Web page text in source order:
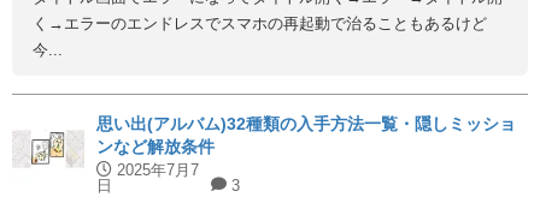
く→エラーのエンドレスでスマホの再起動で治ることもあるけど
今...
思い出(アルバム)32種類の入手方法一覧・隠しミッショ
ンなど解放条件
2025年7月7
日
3